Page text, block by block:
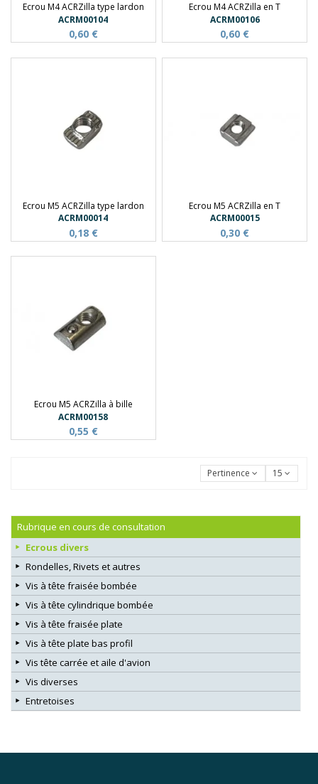
Ecrou M4 ACRZilla type lardon
ACRM00104
0,60 €
Ecrou M4 ACRZilla en T
ACRM00106
0,60 €
Ecrou M5 ACRZilla type lardon
ACRM00014
0,18 €
Ecrou M5 ACRZilla en T
ACRM00015
0,30 €
Ecrou M5 ACRZilla à bille
ACRM00158
0,55 €
Pertinence 15
Rubrique en cours de consultation
Ecrous divers
Rondelles, Rivets et autres
Vis à tête fraisée bombée
Vis à tête cylindrique bombée
Vis à tête fraisée plate
Vis à tête plate bas profil
Vis tête carrée et aile d'avion
Vis diverses
Entretoises